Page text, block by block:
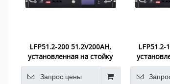
LFP51.2-200 51.2V200AH,
установленная на стойку
Запрос цены
LFP51.2-